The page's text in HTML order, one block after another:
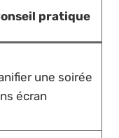
pratique
une soirée
écran